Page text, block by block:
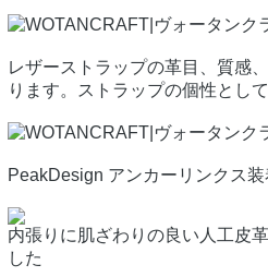
レザーストラップの革目、質感
ります。ストラップの個性とし
PeakDesign アンカーリンクス
内張りに肌ざわりの良い人工皮
した